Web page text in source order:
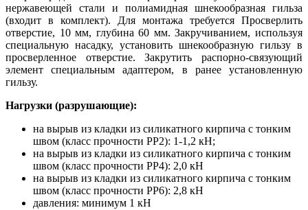
нержавеющей стали и полиамидная шнекообразная гильза
(входит в комплект). Для монтажа требуется Просверлить
отверстие, 10 мм, глубина 60 мм. Закручиванием, используя
специальную насадку, установить шнекообразную гильзу в
просверленное отверстие. Закрутить распорно-связующий
элемент специальным адаптером, в ранее установленную
гильзу.
Нагрузки (разрушающие):
на вырыв из кладки из силикатного кирпича с тонким
швом (класс прочности PP2): 1-1,2 кН;
на вырыв из кладки из силикатного кирпича с тонким
швом (класс прочности PP4): 2,0 кН
на вырыв из кладки из силикатного кирпича с тонким
швом (класс прочности PP6): 2,8 кН
давления: минимум 1 кН